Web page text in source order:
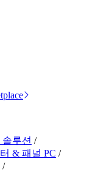
루션 /
& 패널 PC /
/